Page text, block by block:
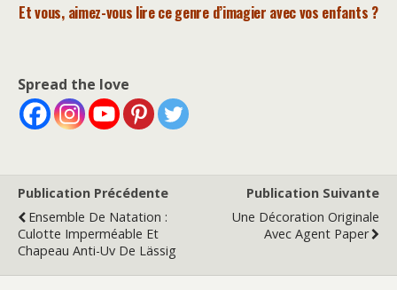
Et vous, aimez-vous lire ce genre d’imagier avec vos enfants ?
Spread the love
Publication Précédente
Ensemble De Natation :
Culotte Imperméable Et
Chapeau Anti-Uv De Lässig
Publication Suivante
Une Décoration Originale
Avec Agent Paper